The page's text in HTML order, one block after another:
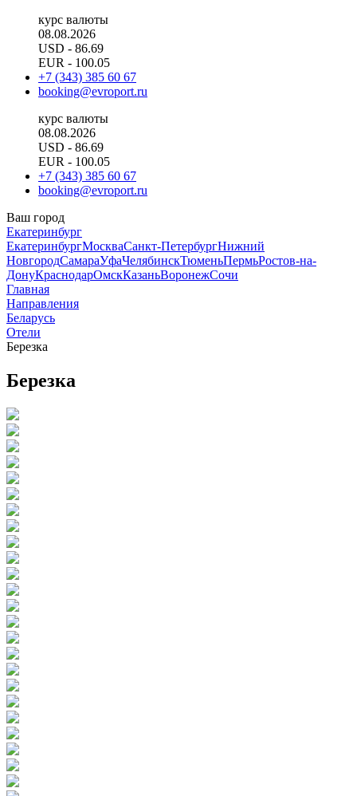
курс валюты
08.08.2026
USD - 86.69
EUR - 100.05
+7 (343) 385 60 67
booking@evroport.ru
курс валюты
08.08.2026
USD - 86.69
EUR - 100.05
+7 (343) 385 60 67
booking@evroport.ru
Ваш город
Екатеринбург
ЕкатеринбургМоскваСанкт-ПетербургНижний
НовгородСамараУфаЧелябинскТюменьПермьРостов-на-
ДонуКраснодарОмскКазаньВоронежСочи
Главная
Направления
Беларусь
Отели
Березка
Березка